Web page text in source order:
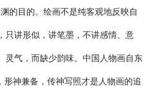
的目的。绘画不是纯客观地反映自
只讲形似，讲笔墨，不讲感情、意
灵气，而缺少韵味。中国人物画自东
形神兼备，传神写照才是人物画的追